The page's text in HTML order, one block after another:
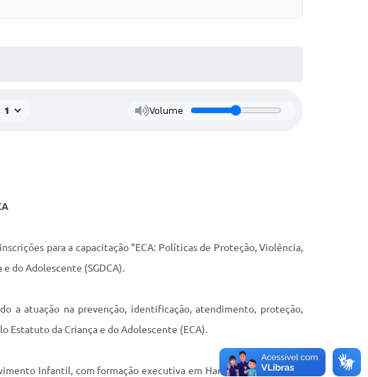
Volume
para a capacitação “ECA: Políticas de Proteção, Violência,
do Adolescente (SGDCA).
atuação na prevenção, identificação, atendimento, proteção,
Estatuto da Criança e do Adolescente (ECA).
Infantil, com formação executiva em Harvard. Possui ampla